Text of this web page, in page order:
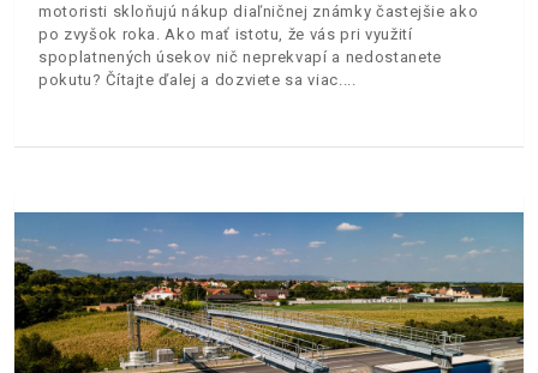
motoristi skloňujú nákup diaľničnej známky častejšie ako
po zvyšok roka. Ako mať istotu, že vás pri využití
spoplatnených úsekov nič neprekvapí a nedostanete
pokutu? Čítajte ďalej a dozviete sa viac.